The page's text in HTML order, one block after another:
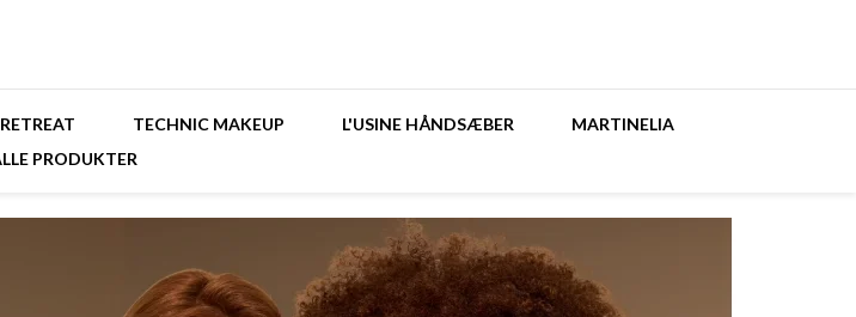
TECHNIC MAKEUP L'USINE HÅNDSÆBER
MARTINELIA
PRODUKTER